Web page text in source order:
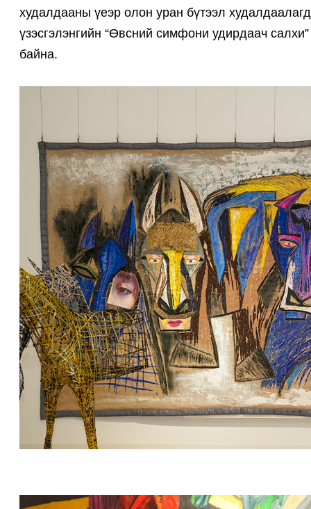
худалдааны үеэр олон уран бүтээл
үзэсгэлэнгийн “Өвсний симфони удирдаач
байна.